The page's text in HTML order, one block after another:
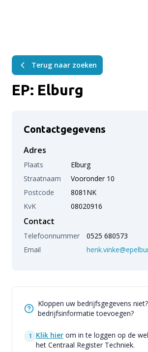
Terug naar zoeken
EP: Elburg
Contactgegevens
Adres
Plaats
Elburg
Straatnaam
Vooronder 10
Postcode
8081NK
KvK
08020916
Contact
Telefoonnummer
0525 680573
Email
Kloppen uw bedrijfsgegevens
bedrijfsinformatie toevoegen?
1 Klik hier om in te loggen op de
het Centraal Register Techniek.